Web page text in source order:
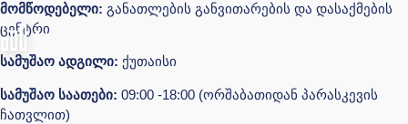
მომწოდებელი: განათლების განვითარების და დასაქმების
ცენტრი
სამუშაო ადგილი: ქუთაისი
სამუშაო საათები: 09:00 -18:00 (ორშაბათიდან პარასკევის
ჩათვლით)